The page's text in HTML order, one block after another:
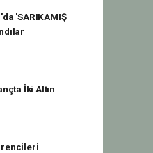
'SARIKAMIŞ
İki Altın